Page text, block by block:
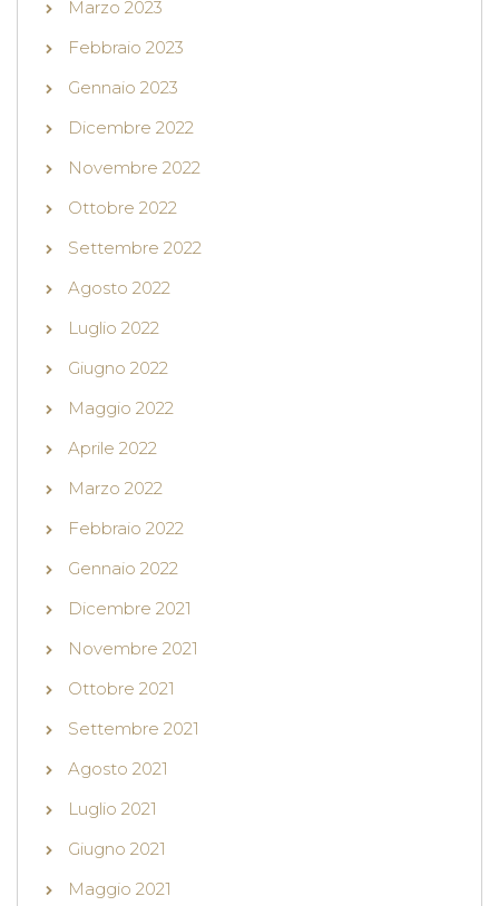
Marzo 2023
Febbraio 2023
Gennaio 2023
Dicembre 2022
Novembre 2022
Ottobre 2022
Settembre 2022
Agosto 2022
Luglio 2022
Giugno 2022
Maggio 2022
Aprile 2022
Marzo 2022
Febbraio 2022
Gennaio 2022
Dicembre 2021
Novembre 2021
Ottobre 2021
Settembre 2021
Agosto 2021
Luglio 2021
Giugno 2021
Maggio 2021